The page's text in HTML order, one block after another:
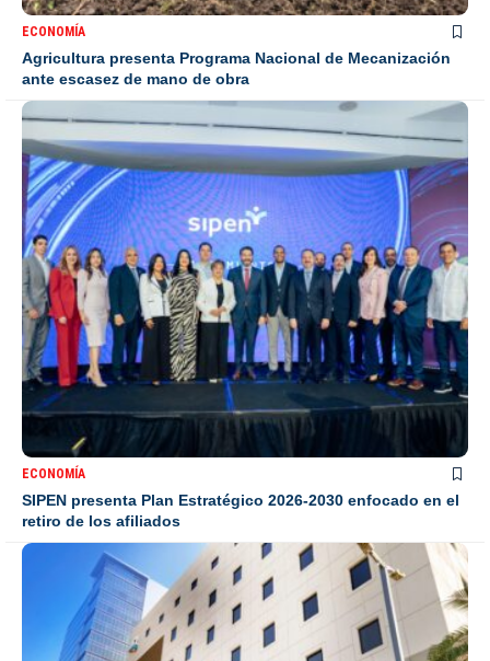
ECONOMÍA
Agricultura presenta Programa Nacional de Mecanización
ante escasez de mano de obra
ECONOMÍA
SIPEN presenta Plan Estratégico 2026-2030 enfocado en el
retiro de los afiliados